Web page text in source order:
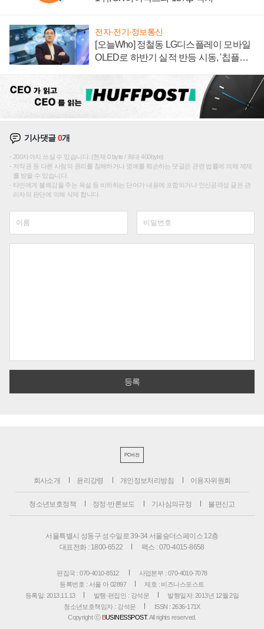
전자·전기·정보통신
[오늘Who] 정철동 LG디스플레이 모바일
OLED로 하반기 실적 반등 시동, '칩플레
기사댓글0개
200자까지 쓰실 수 있습니다. (현재 0 byte / 최대 400byte)
저작권 등 다른 사람의 권리를 침해하거나 명예를 훼손하는 댓글은 관련 법률에 의해 제재
를 받을 수 있습니다.
타인에게 불쾌감을 주는 욕설 등 비하하는 단어가 내용에 포함되거나 인신공격성 글은 관
리자의 판단에 의해 삭제 합니다.
PC버전
회사소개 윤리강령 개인정보처리방침 이용자위원회
청소년보호정책 정정·반론보도 기사심의규정 불편신고
서울특별시 성동구 성수일로 39-34 서울숲더스페이스 12층
대표전화 : 1800-6522
팩스 : 070-4015-8658
편집국 : 070-4010-8512
사업본부 : 070-4010-7078
등록번호 : 서울 아 02897
제호 : 비즈니스포스트
등록일: 2013.11.13
발행·편집인 : 강석운
발행일자: 2013년 12월 2일
청소년보호책임자 : 강석운
ISSN : 2636-171X
Copyright ⓒ BUSINESSPOST. All rights reserved.